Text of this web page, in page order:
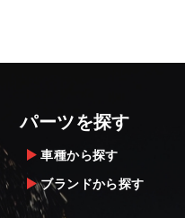
パーツを探す
車種から探す
ブランドから探す